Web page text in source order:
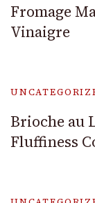
Fromage
Vinaigre
Brioche au
Fluffiness